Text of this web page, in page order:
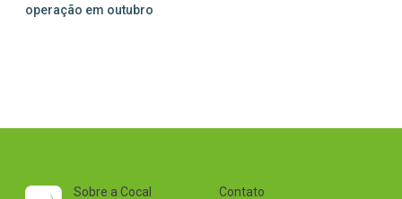
operação em outubro
Sobre a Cocal Contato